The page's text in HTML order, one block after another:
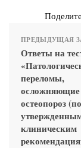
ПРЕДЫДУЩАЯ
Ответы на
переломы,
осложняющие
остеопороз (по
клиническим